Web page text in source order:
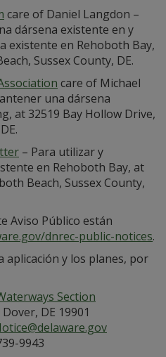
care of Daniel Langdon –
dársena existente en y
existente en Rehoboth Bay,
Sussex County, DE.
care of Michael
una dársena
at 32519 Bay Hollow Drive,
– Para utilizar y
en Rehoboth Bay, at
Beach, Sussex County,
Aviso Público están
dnrec-public-notices.
aplicación y los planes, por
Section
DE 19901
9943